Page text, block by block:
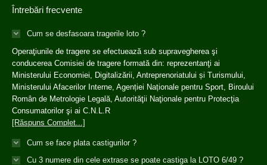
Întrebări frecvente
Cum se desfasoara tragerile loto ?
Operaţiunile de tragere se efectuează sub supravegherea şi
conducerea Comisiei de tragere formată din: reprezentanţi ai
Ministerului Economiei, Digitalizării, Antreprenoriatului și Turismului,
Ministerului Afacerilor Interne, Agenției Naționale pentru Sport, Biroului
Român de Metrologie Legală, Autorităţii Naţionale pentru Protecţia
Consumatorilor şi ai C.N.L.R
[Răspuns Complet...]
Cum se face plata castigurilor ?
Cu 3 numere din cele extrase se poate castiga la LOTO 6/49 ?